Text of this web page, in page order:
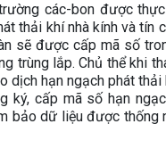
các-bon được
thải khí nhà kính và tín
sẽ được cấp mã số
trùng lắp. Chủ thể khi
dịch hạn ngạch phát
ký, cấp mã số hạn
bảo dữ liệu được thống